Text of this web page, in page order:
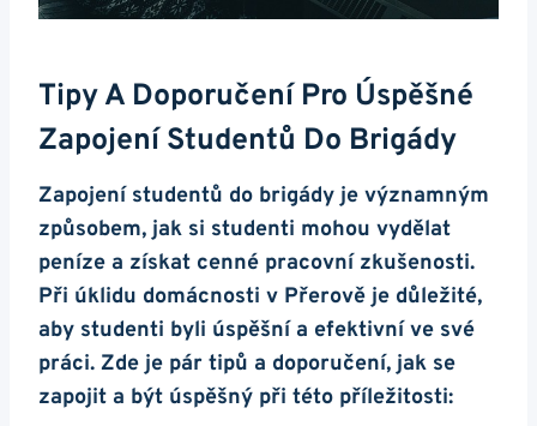
Tipy A Doporučení Pro Úspěšné
Zapojení Studentů Do Brigády
Zapojení studentů do brigády je významným
způsobem, jak si studenti mohou vydělat
peníze a získat cenné pracovní zkušenosti.
Při úklidu domácnosti v Přerově je důležité,
aby studenti byli úspěšní a efektivní ve své
práci. Zde je pár tipů a doporučení, jak se
zapojit a být úspěšný při této příležitosti: